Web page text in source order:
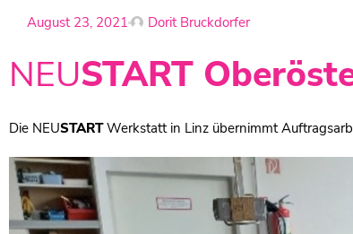
August 23, 2021 Dorit Bruckdorfer
NEUSTART
Die NEUSTARTWerkstatt in Linz übernimmt